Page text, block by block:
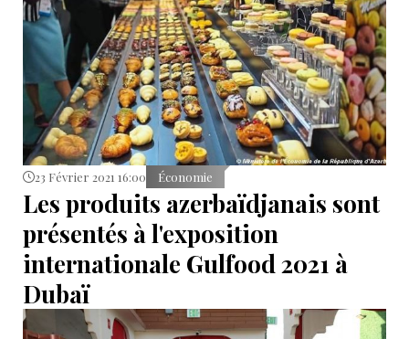
23 Février 2021 16:00 Économie
Les produits azerbaïdjanais sont
présentés à l'exposition
internationale Gulfood 2021 à
Dubaï